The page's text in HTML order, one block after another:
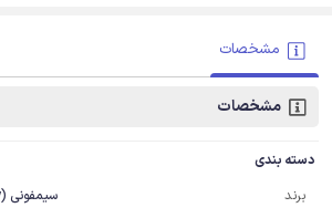
مشخصات
مشخصات
دسته بندی
برند
سیمفونی (Symphony)